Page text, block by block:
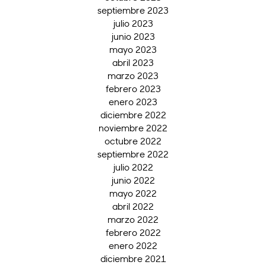
septiembre 2023
julio 2023
junio 2023
mayo 2023
abril 2023
marzo 2023
febrero 2023
enero 2023
diciembre 2022
noviembre 2022
octubre 2022
septiembre 2022
julio 2022
junio 2022
mayo 2022
abril 2022
marzo 2022
febrero 2022
enero 2022
diciembre 2021